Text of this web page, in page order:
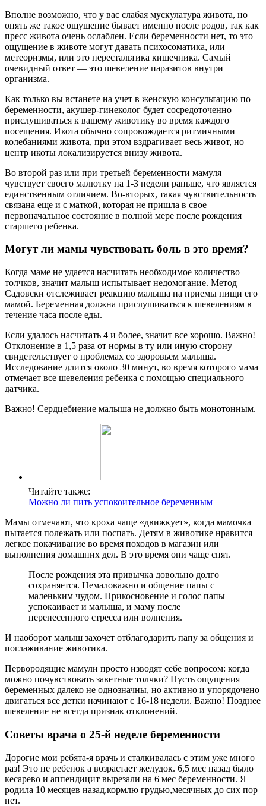
Вполне возможно, что у вас слабая мускулатура живота, но
опять же такое ощущение бывает именно после родов, так как
пресс живота очень ослаблен. Если беременности нет, то это
ощущение в животе могут давать психосоматика, или
метеоризмы, или это перестальтика кишечника. Самый
очевидный ответ — это шевеление паразитов внутри
организма.
Как только вы встанете на учет в женскую консультацию по
беременности, акушер-гинеколог будет сосредоточенно
прислушиваться к вашему животику во время каждого
посещения. Икота обычно сопровождается ритмичными
колебаниями живота, при этом вздрагивает весь живот, но
центр икоты локализируется внизу живота.
Во второй раз или при третьей беременности мамуля
чувствует своего малютку на 1-3 недели раньше, что является
единственным отличием. Во-вторых, такая чувствительность
связана еще и с маткой, которая не пришла в свое
первоначальное состояние в полной мере после рождения
старшего ребенка.
Могут ли мамы чувствовать боль в это время?
Когда маме не удается насчитать необходимое количество
толчков, значит малыш испытывает недомогание. Метод
Садовски отслеживает реакцию малыша на приемы пищи его
мамой. Беременная должна прислушиваться к шевелениям в
течение часа после еды.
Если удалось насчитать 4 и более, значит все хорошо. Важно!
Отклонение в 1,5 раза от нормы в ту или иную сторону
свидетельствует о проблемах со здоровьем малыша.
Исследование длится около 30 минут, во время которого мама
отмечает все шевеления ребенка с помощью специального
датчика.
Важно! Сердцебиение малыша не должно быть монотонным.
Читайте также:
Можно ли пить успокоительное беременным
Мамы отмечают, что кроха чаще «движкует», когда мамочка
пытается полежать или поспать. Детям в животике нравится
легкое покачивание во время походов в магазин или
выполнения домашних дел. В это время они чаще спят.
После рождения эта привычка довольно долго
сохраняется. Немаловажно и общение папы с
маленьким чудом. Прикосновение и голос папы
успокаивает и малыша, и маму после
перенесенного стресса или волнения.
И наоборот малыш захочет отблагодарить папу за общения и
поглаживание животика.
Первородящие мамули просто изводят себе вопросом: когда
можно почувствовать заветные толчки? Пусть ощущения
беременных далеко не однозначны, но активно и упорядочено
двигаться все детки начинают с 16-18 недели. Важно! Позднее
шевеление не всегда признак отклонений.
Советы врача о 25-й неделе беременности
Дорогие мои ребята-я врачь и сталкивалась с этим уже много
раз! Это не ребенок а возрастает желудок. 6,5 мес назад было
кесарево и аппендицит вырезали на 6 мес беременности. Я
родила 10 месяцев назад,кормлю грудью,месячных до сих пор
нет.